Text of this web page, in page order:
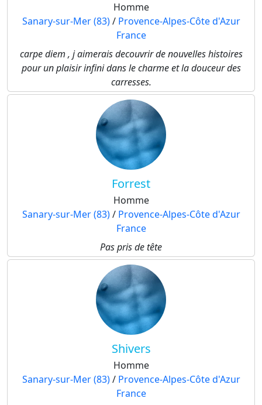
Homme
Sanary-sur-Mer (83)/ Provence-Alpes-Côte d'Azur
France
carpe diem , j aimerais decouvrir de nouvelles histoires
pour un plaisir infini dans le charme et la douceur des
carresses.
Forrest
Homme
Sanary-sur-Mer (83)/ Provence-Alpes-Côte d'Azur
France
Pas pris de tête
Shivers
Homme
Sanary-sur-Mer (83)/ Provence-Alpes-Côte d'Azur
France